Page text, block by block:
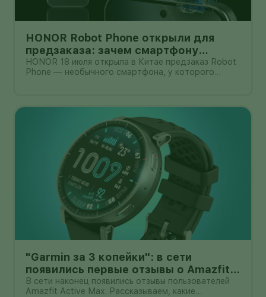
HONOR Robot Phone открыли для
предзаказа: зачем смартфону
камера на роботизированной руке
HONOR 18 июля открыла в Китае предзаказ Robot
Phone — необычного смартфона, у которого
"Garmin за 3 копейки": в сети
появились первые отзывы о Amazfit
Active Max с оффлайн-картами
В сети наконец появились отзывы пользователей
Amazfit Active Max. Рассказываем, какие